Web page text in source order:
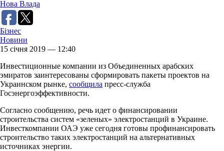
Нова Влада
Бізнес
Новини
15 січня 2019 — 12:40
Инвестиционные компании из Объединенных арабских
эмиратов заинтересованы сформировать пакеты проектов на
Украинском рынке, сообщила пресс-служба
Госэнергоэффективности.
Согласно сообщению, речь идет о финансировании
строительства систем «зеленых» электростанций в Украине.
Инвесткомпании ОАЭ уже сегодня готовы профинансировать
строительство таких электростанций на альтернативных
источниках энергии.